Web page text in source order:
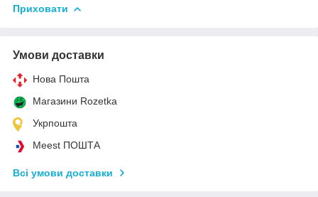
Приховати
Умови доставки
Нова Пошта
Магазини Rozetka
Укрпошта
Meest ПОШТА
Всі умови доставки